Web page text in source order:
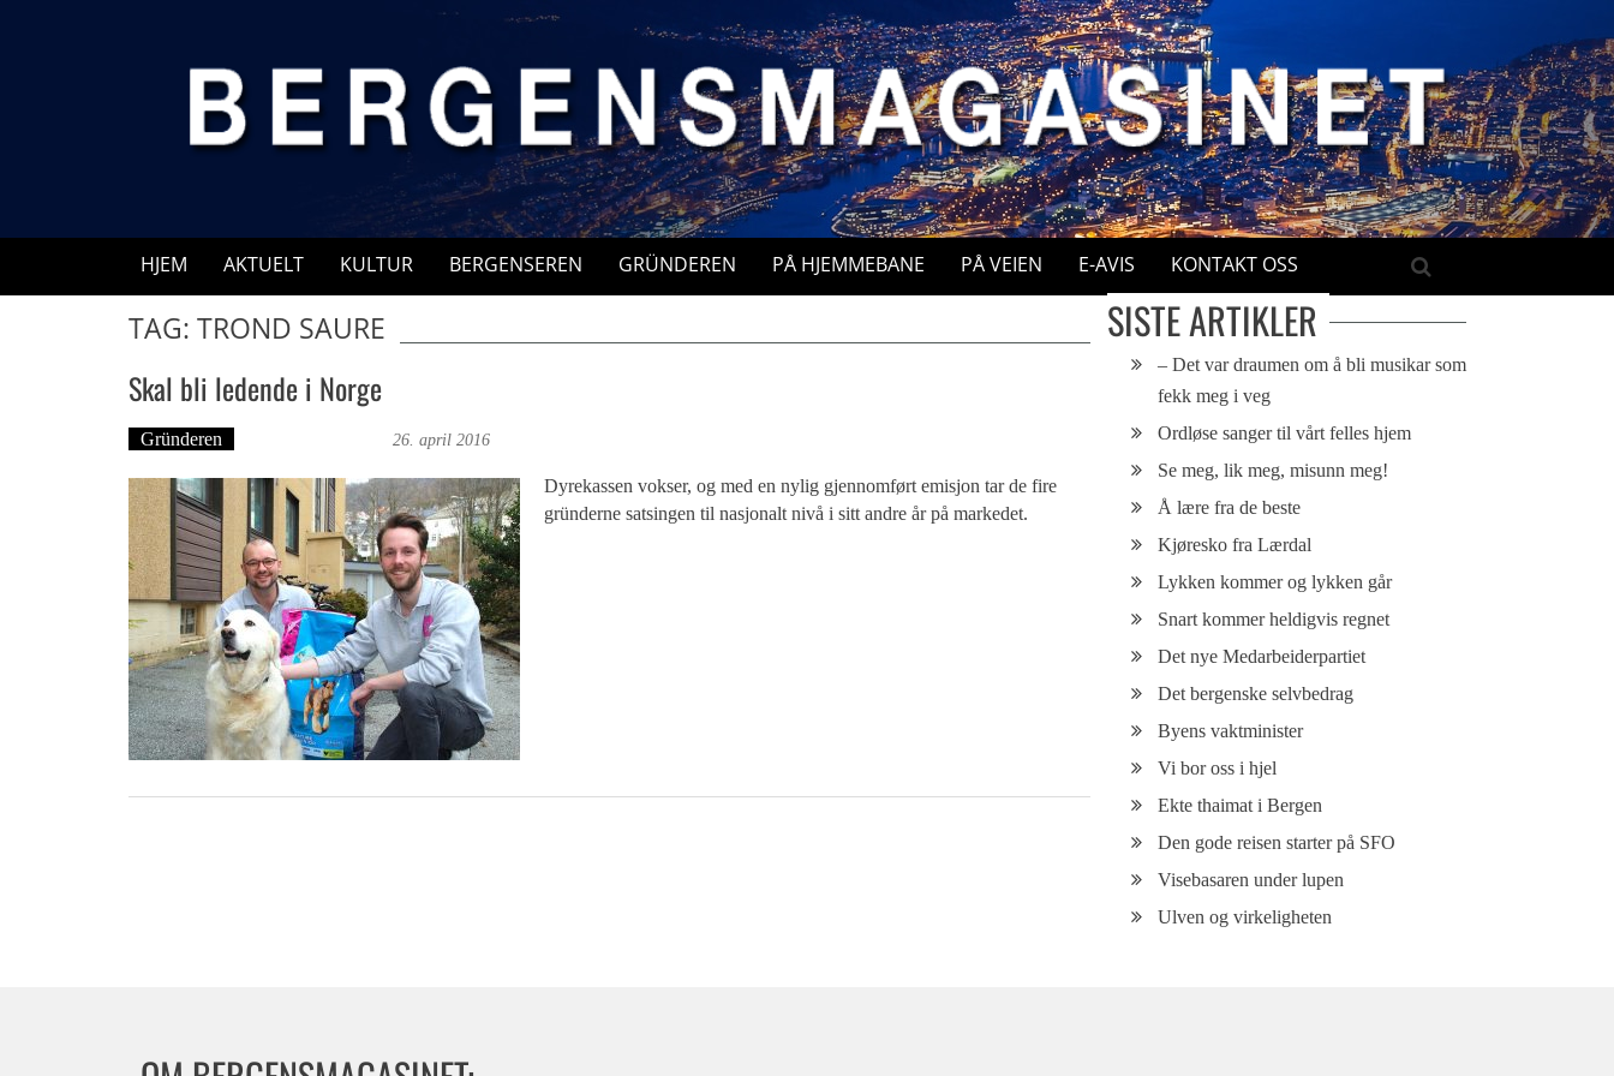
HJEM AKTUELT KULTUR BERGENSEREN GRÜNDEREN PÅ HJEMMEBANE PÅ VEIEN E-AVIS KONTAKT OSS
TAG: TROND SAURE
Skal bli ledende i Norge
Gründeren 26. april 2016
Dyrekassen vokser, og med en nylig gjennomført emisjon tar de fire
gründerne satsingen til nasjonalt nivå i sitt andre år på markedet.
SISTE ARTIKLER
– Det var draumen om å bli musikar som
fekk meg i veg
Ordløse sanger til vårt felles hjem
Se meg, lik meg, misunn meg!
Å lære fra de beste
Kjøresko fra Lærdal
Lykken kommer og lykken går
Snart kommer heldigvis regnet
Det nye Medarbeiderpartiet
Det bergenske selvbedrag
Byens vaktminister
Vi bor oss i hjel
Ekte thaimat i Bergen
Den gode reisen starter på SFO
Visebasaren under lupen
Ulven og virkeligheten